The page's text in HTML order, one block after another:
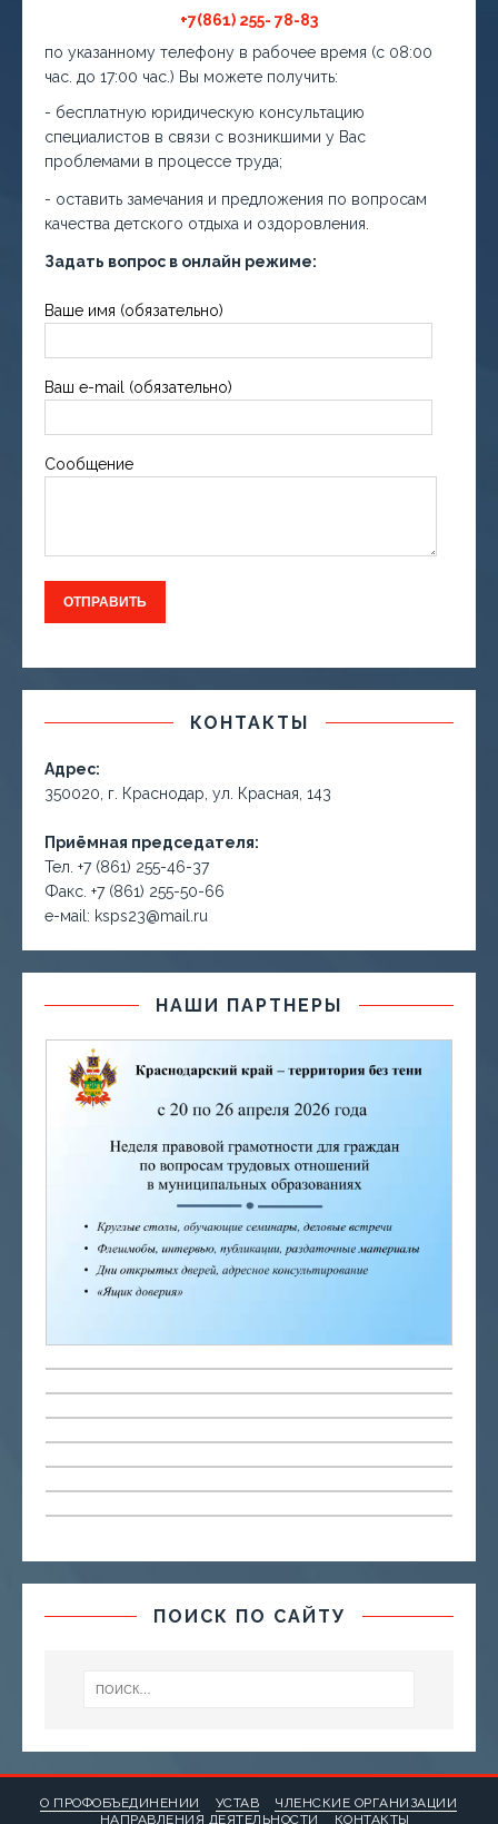
+7(861) 255- 78-83
по указанному телефону в рабочее время (с 08:00
час. до 17:00 час.) Вы можете получить:
- бесплатную юридическую консультацию
специалистов в связи с возникшими у Вас
проблемами в процессе труда;
- оставить замечания и предложения по вопросам
качества детского отдыха и оздоровления.
Задать вопрос в онлайн режиме:
Ваше имя (обязательно)
Ваш e-mail (обязательно)
Сообщение
КОНТАКТЫ
Адрес:
350020, г. Краснодар, ул. Красная, 143
Приёмная председателя:
Тел. +7 (861) 255-46-37
Факс. +7 (861) 255-50-66
е-маil: ksps23@mail.ru
НАШИ ПАРТНЕРЫ
ПОИСК ПО САЙТУ
О ПРОФОБЪЕДИНЕНИИ УСТАВ
ЧЛЕНСКИЕ ОРГАНИЗАЦИИ
НАПРАВЛЕНИЯ ДЕЯТЕЛЬНОСТИ
КОНТАКТЫ